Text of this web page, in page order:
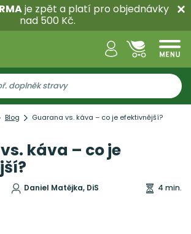
je zpět a platí pro objednávky
nad 500 Kč.
Blog Guarana vs. káva – co je efektivnější?
káva – co je
Daniel Matějka, DiS 4 min.